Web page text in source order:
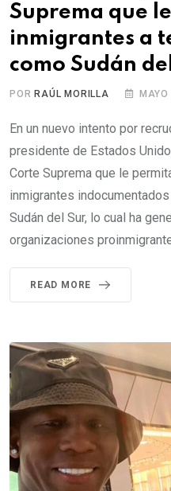
Suprema que
inmigrantes a
como Sudán
PORRAÚL MORILLA
En un nuevo intento por
presidente de Estados
Corte Suprema que le
inmigrantes
Sudán del Sur, lo cual ha
organizaciones
READ MORE